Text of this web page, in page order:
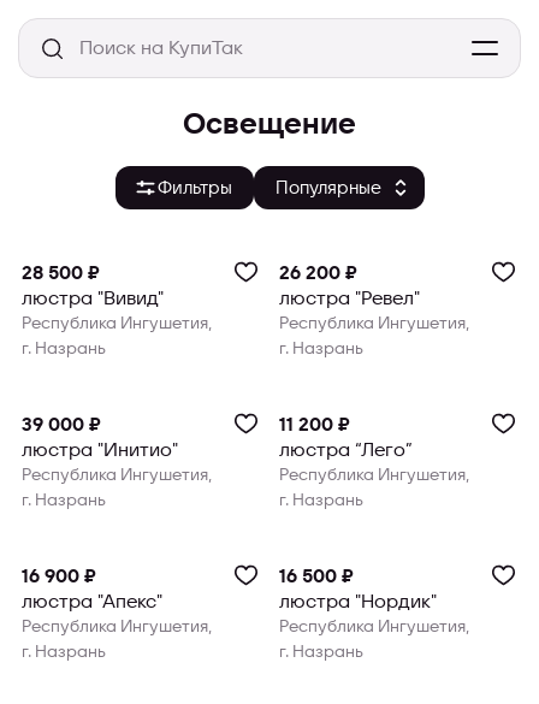
Освещение
Фильтры
28 500 ₽
люстра "Вивид"
Республика Ингушетия,
г. Назрань
26 200 ₽
люстра "Ревел"
Республика Ингушетия,
г. Назрань
39 000 ₽
люстра "Инитио"
Республика Ингушетия,
г. Назрань
11 200 ₽
люстра “Лего”
Республика Ингушетия,
г. Назрань
16 900 ₽
люстра "Апекс"
Республика Ингушетия,
г. Назрань
16 500 ₽
люстра "Нордик"
Республика Ингушетия,
г. Назрань